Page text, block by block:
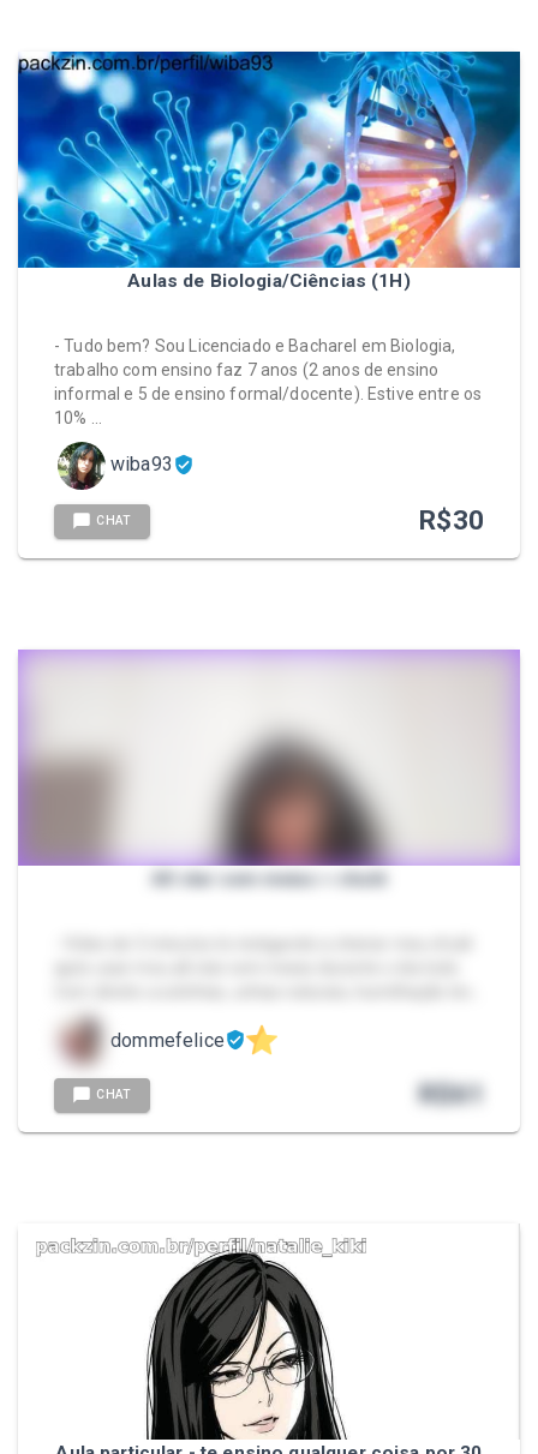
Aulas de Biologia/Ciências (1H)
- Tudo bem? Sou Licenciado e Bacharel em Biologia,
trabalho com ensino faz 7 anos (2 anos de ensino
informal e 5 de ensino formal/docente). Estive entre os
10% …
wiba93
CHAT R$30
All star sem meias = chulé
dommefelice
CHAT R$61